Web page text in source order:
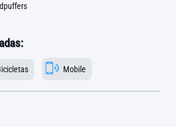
Mobile